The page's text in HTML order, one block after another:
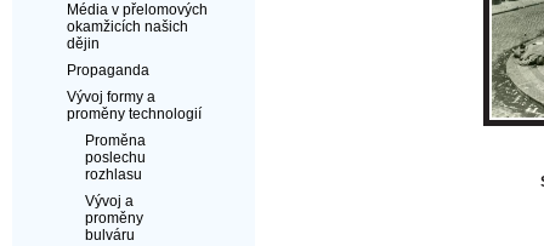
Média v přelomových
okamžicích našich
dějin
Propaganda
Vývoj formy a
proměny technologií
Proměna
poslechu
rozhlasu
Vývoj a
proměny
bulváru